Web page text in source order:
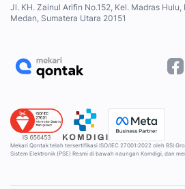
Jl. KH. Zainul Arifin No.152, Kel. Madras
Medan, Sumatera Utara 20151
Mekari Qontak telah tersertifikasi ISO/IEC 27001:2022 oleh BSI
Sistem Elektronik (PSE) Resmi di bawah naungan Komdigi, dan